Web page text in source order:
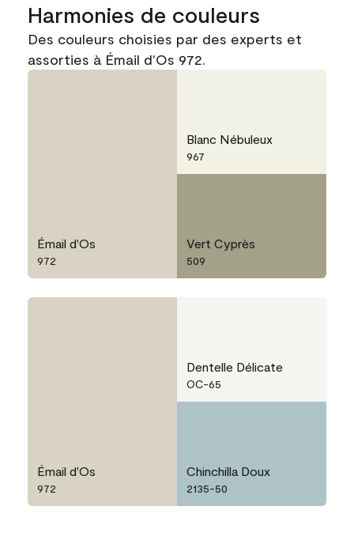
Harmonies de couleurs
Des couleurs choisies par des experts et
assorties à Émail d'Os 972.
Émail d'Os
972
Blanc Nébuleux
967
Vert Cyprès
509
Émail d'Os
972
Dentelle Délicate
OC-65
Chinchilla Doux
2135-50